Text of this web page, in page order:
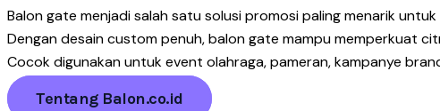
Balon gate menjadi salah satu solusi promosi paling menarik
Dengan desain custom penuh, balon gate mampu memperkuat
Cocok digunakan untuk event olahraga, pameran, kampanye
Tentang Balon.co.id